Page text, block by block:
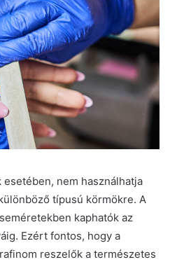
nem használhatja
típusú körmökre. A
kaphatók az
Ezért fontos, hogy a
reszelők a természetes